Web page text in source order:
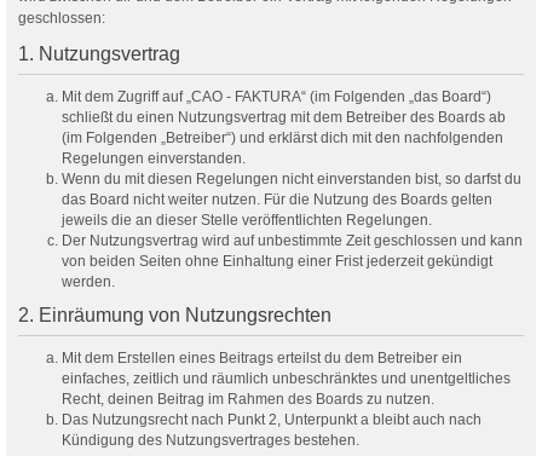
geschlossen:
1. Nutzungsvertrag
Mit dem Zugriff auf „CAO - FAKTURA“ (im Folgenden „das Board“)
schließt du einen Nutzungsvertrag mit dem Betreiber des Boards ab
(im Folgenden „Betreiber“) und erklärst dich mit den nachfolgenden
Regelungen einverstanden.
Wenn du mit diesen Regelungen nicht einverstanden bist, so darfst du
das Board nicht weiter nutzen. Für die Nutzung des Boards gelten
jeweils die an dieser Stelle veröffentlichten Regelungen.
Der Nutzungsvertrag wird auf unbestimmte Zeit geschlossen und kann
von beiden Seiten ohne Einhaltung einer Frist jederzeit gekündigt
werden.
2. Einräumung von Nutzungsrechten
Mit dem Erstellen eines Beitrags erteilst du dem Betreiber ein
einfaches, zeitlich und räumlich unbeschränktes und unentgeltliches
Recht, deinen Beitrag im Rahmen des Boards zu nutzen.
Das Nutzungsrecht nach Punkt 2, Unterpunkt a bleibt auch nach
Kündigung des Nutzungsvertrages bestehen.